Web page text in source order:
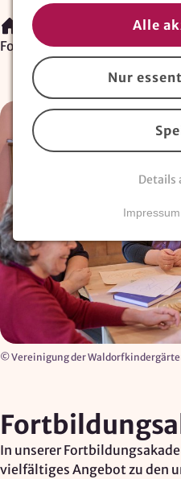
Arbeit im
Fortbildungen für
© Vereinigung der
In unserer
vielfältiges Angebot zu den
Alle
Nur
Details
Essentielle Cookies
Website erforderlich
werden. Hierzu zählen
TYPO3-Cookies,
Adresssuche über
Google Places
Google Ireland Ltd.
Zweck:
Adresssuche,
Impressum